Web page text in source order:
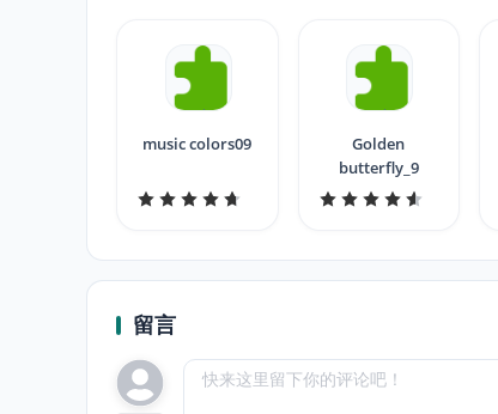
music colors09
Golden
butterfly_9
留言